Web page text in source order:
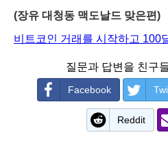
(장유 대청동 맥도날드 맞은편)
비트코인 거래를 시작하고 100
질문과 답변을 친구
Facebook
Reddit